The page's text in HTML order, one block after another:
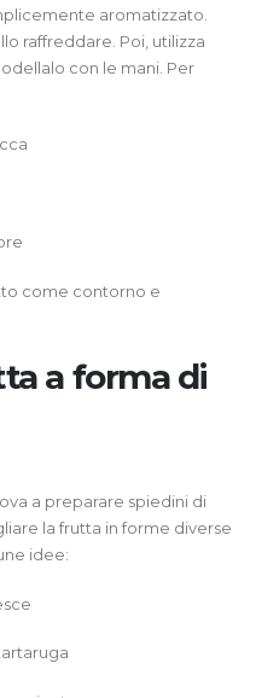
aromatizzato.
raffreddare. Poi, utilizza
con le mani. Per
come contorno e
a forma di
a preparare spiedini di
la frutta in forme diverse
idee: